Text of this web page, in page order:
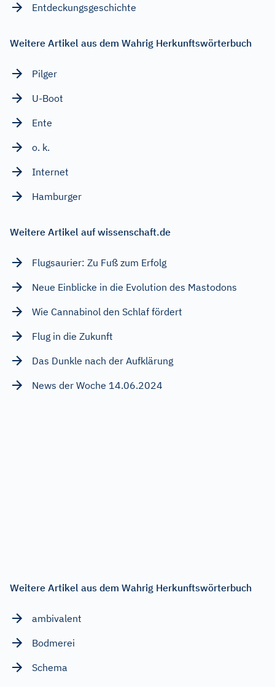
Entdeckungsgeschichte
Weitere Artikel aus dem Wahrig Herkunftswörterbuch
Pilger
U-Boot
Ente
o. k.
Internet
Hamburger
Weitere Artikel auf wissenschaft.de
Flugsaurier: Zu Fuß zum Erfolg
Neue Einblicke in die Evolution des Mastodons
Wie Cannabinol den Schlaf fördert
Flug in die Zukunft
Das Dunkle nach der Aufklärung
News der Woche 14.06.2024
Weitere Artikel aus dem Wahrig Herkunftswörterbuch
ambivalent
Bodmerei
Schema